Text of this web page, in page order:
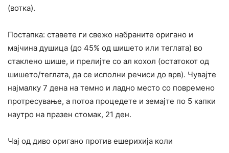
(вотка).
Постапка: ставете ги свежо набраните оригано и
мајчина душица (до 45% од шишето или теглата) во
стаклено шише, и прелијте со ал кохол (остатокот од
шишето/теглата, да се исполни речиси до врв). Чувајте
најмалку 7 дена на темно и ладно место со повремено
протресување, а потоа процедете и земајте по 5 капки
наутро на празен стомак, 21 ден.
Чај од диво оригано против ешерихија коли